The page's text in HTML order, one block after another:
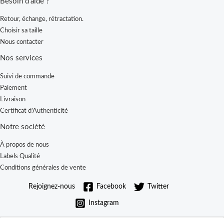
Retour, échange, rétractation.
Choisir sa taille
Nous contacter
Nos services
Suivi de commande
Paiement
Livraison
Certificat d’Authenticité
Notre société
À propos de nous
Labels Qualité
Conditions générales de vente
Rejoignez-nous Facebook Twitter
Instagram